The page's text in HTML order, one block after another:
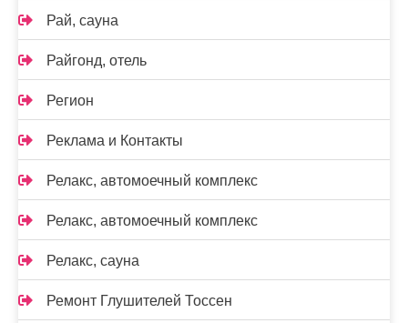
Рай, сауна
Райгонд, отель
Регион
Реклама и Контакты
Релакс, автомоечный комплекс
Релакс, автомоечный комплекс
Релакс, сауна
Ремонт Глушителей Тоссен